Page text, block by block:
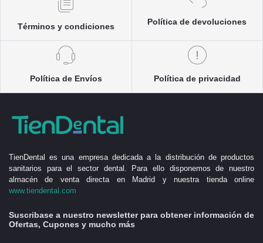
Términos y condiciones
Política de devoluciones
Política de Envíos Política de privacidad
TienDental es una empresa dedicada a la distribución de productos
sanitarios para el sector dental. Para ello disponemos de nuestro
almacén de venta directa en Madrid y nuestra tienda online
www.tiendental.com
Suscribase a nuestro newsletter para obtener información de
Ofertas, Cupones y mucho más